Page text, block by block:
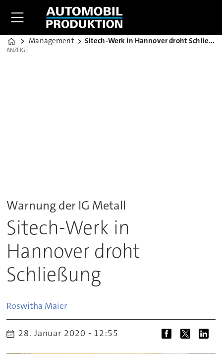
Home
Management Sitech-Werk in Hannover droht Schließung
ANZEIGE
ANZEIGE
Warnung der IG Metall
Sitech-Werk in
Hannover droht
Schließung
Roswitha Maier
28. Januar 2020 - 12:55